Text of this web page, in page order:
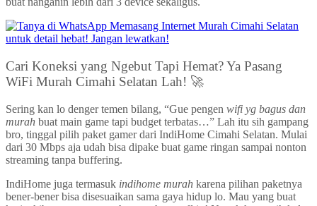
Cari Koneksi yang Ngebut Tapi Hemat? Ya Pasang
WiFi Murah Cimahi Selatan Lah! 🚀
Sering kan lo denger temen bilang, “Gue pengen wifi yg bagus dan
murah buat main game tapi budget terbatas…” Lah itu sih gampang
bro, tinggal pilih paket gamer dari IndiHome Cimahi Selatan. Mulai
dari 30 Mbps aja udah bisa dipake buat game ringan sampai nonton
streaming tanpa buffering.
IndiHome juga termasuk indihome murah karena pilihan paketnya
bener-bener bisa disesuaikan sama gaya hidup lo. Mau yang buat